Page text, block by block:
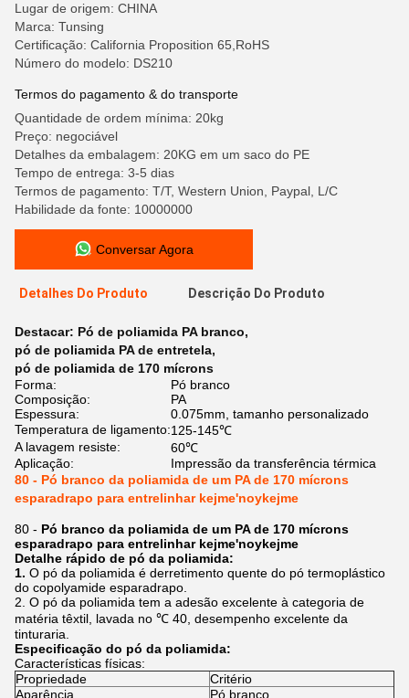
Lugar de origem: CHINA
Marca: Tunsing
Certificação: California Proposition 65,RoHS
Número do modelo: DS210
Termos do pagamento & do transporte
Quantidade de ordem mínima: 20kg
Preço: negociável
Detalhes da embalagem: 20KG em um saco do PE
Tempo de entrega: 3-5 dias
Termos de pagamento: T/T, Western Union, Paypal, L/C
Habilidade da fonte: 10000000
Conversar Agora
Detalhes Do Produto Descrição Do Produto
Destacar: Pó de poliamida PA branco,
pó de poliamida PA de entretela,
pó de poliamida de 170 mícrons
Forma:
Pó branco
Composição:
PA
Espessura:
0.075mm, tamanho personalizado
Temperatura de ligamento:125-145℃
A lavagem resiste:
60℃
Aplicação:
Impressão da transferência térmica
80 - Pó branco da poliamida de um PA de 170 mícrons
esparadrapo para entrelinhar kejme'noykejme
80 - Pó branco da poliamida de um PA de 170 mícrons
esparadrapo para entrelinhar kejme'noykejme
Detalhe rápido de pó da poliamida:
1. O pó da poliamida é derretimento quente do pó termoplástico
do copolyamide esparadrapo.
2. O pó da poliamida tem a adesão excelente à categoria de
matéria têxtil, lavada no ℃ 40, desempenho excelente da
tinturaria.
Especificação do pó da poliamida:
Características físicas:
Propriedade
Critério
Aparência
Pó branco